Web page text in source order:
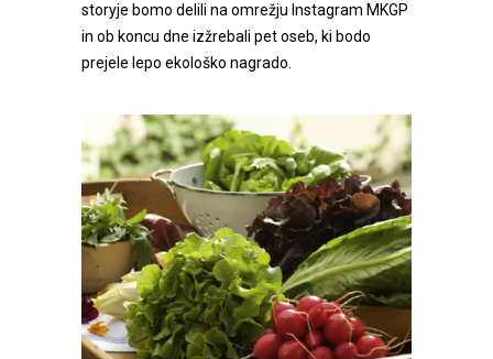
storyje bomo delili na omrežju Instagram MKGP
in ob koncu dne izžrebali pet oseb, ki bodo
prejele lepo ekološko nagrado.